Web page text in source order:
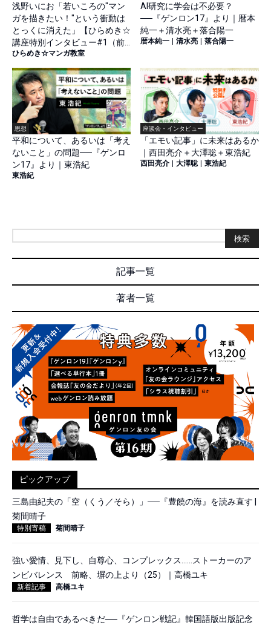
浅野いにお「若いころの"マン
ガを描きたい！"という衝動は
とっくに消えた」【ひらめき☆
講座特別インタビュー#1（前
篇）】
ひらめき☆マンガ教室
AI研究に学会は不必要？
──『ゲンロン17』より｜暦本
純一＋清水亮＋落合陽一
暦本純一 清水亮 落合陽一
思想
平和について、あるいは「考え
ないこと」の問題──『ゲンロ
ン17』より｜東浩紀
東浩紀
座談会・インタビュー
「エモい記事」に未来はあるか
｜西田亮介＋大澤聡＋東浩紀
西田亮介 大澤聡 東浩紀
検索
記事一覧
著者一覧
ピックアップ
三島由紀夫の「空（くう／そら）」──『豊饒の海』を読み直す |
菊間晴子
特別寄稿 菊間晴子
強い愛情、見下し、自尊心、コンプレックス……ストーカーのア
ンビバレンス 前略、塀の上より（25）｜高橋ユキ
新着記事 高橋ユキ
哲学は自由であるべきだ──『ゲンロン戦記』韓国語版出版記念